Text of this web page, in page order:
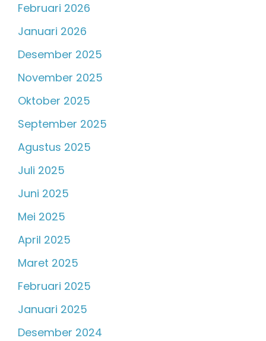
Februari 2026
Januari 2026
Desember 2025
November 2025
Oktober 2025
September 2025
Agustus 2025
Juli 2025
Juni 2025
Mei 2025
April 2025
Maret 2025
Februari 2025
Januari 2025
Desember 2024